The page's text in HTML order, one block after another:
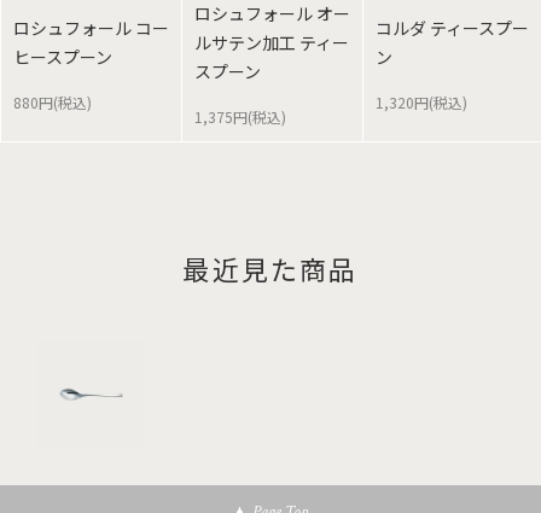
ロシュフォール コー
ヒースプーン
880円(税込)
ロシュフォール オー
ルサテン加工 ティー
スプーン
1,375円(税込)
コルダ ティースプー
ン
1,320円(税込)
最近見た商品